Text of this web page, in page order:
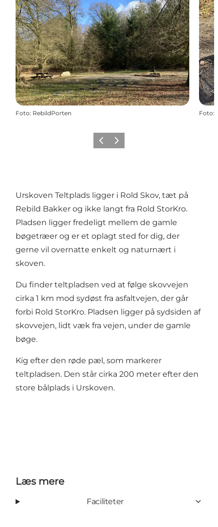
Foto: RebildPorten Foto:
Forrige billede
Næste billede
Urskoven Teltplads ligger i Rold Skov, tæt på
Rebild Bakker og ikke langt fra Rold StorKro.
Pladsen ligger fredeligt mellem de gamle
bøgetræer og er et oplagt sted for dig, der
gerne vil overnatte enkelt og naturnært i
skoven.
Du finder teltpladsen ved at følge skovvejen
cirka 1 km mod sydøst fra asfaltvejen, der går
forbi Rold StorKro. Pladsen ligger på sydsiden af
skovvejen, lidt væk fra vejen, under de gamle
bøge.
Kig efter den røde pæl, som markerer
teltpladsen. Den står cirka 200 meter efter den
store bålplads i Urskoven.
Læs mere
Faciliteter